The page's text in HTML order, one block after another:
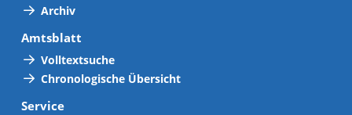
Archiv
Amtsblatt
Volltextsuche
Chronologische Übersicht
Service